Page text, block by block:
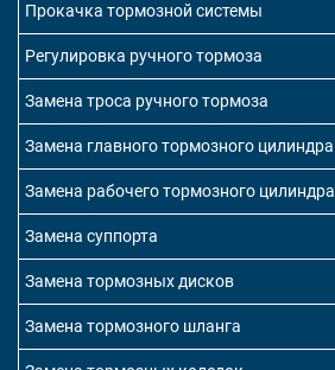
Прокачка тормозной системы
Регулировка ручного тормоза
Замена троса ручного тормоза
Замена главного тормозного цилиндра
Замена рабочего тормозного цилиндра
Замена суппорта
Замена тормозных дисков
Замена тормозного шланга